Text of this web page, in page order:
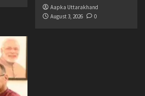
Aapka Uttarakhand
August 3, 2026
0